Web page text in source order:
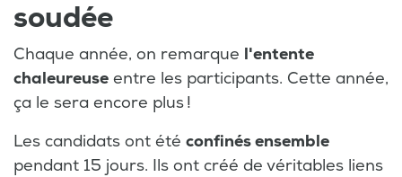
soudée
Chaque année, on remarque l'entente
chaleureuse entre les participants. Cette année,
ça le sera encore plus !
Les candidats ont été confinés ensemble
pendant 15 jours. Ils ont créé de véritables liens